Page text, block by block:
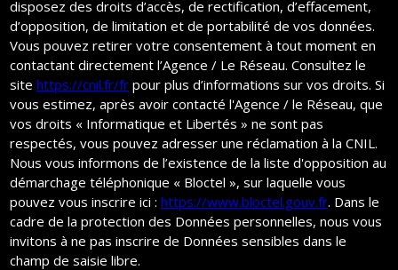
disposez des droits d’accès, de rectification, d’effacement,
d’opposition, de limitation et de portabilité de vos données.
Vous pouvez retirer votre consentement à tout moment en
contactant directement l’Agence / Le Réseau. Consultez le
site https://cnil.fr/fr pour plus d’informations sur vos droits. Si
vous estimez, après avoir contacté l'Agence / le Réseau, que
vos droits « Informatique et Libertés » ne sont pas
respectés, vous pouvez adresser une réclamation à la CNIL.
Nous vous informons de l’existence de la liste d'opposition au
démarchage téléphonique « Bloctel », sur laquelle vous
pouvez vous inscrire ici : https://www.bloctel.gouv.fr. Dans le
cadre de la protection des Données personnelles, nous vous
invitons à ne pas inscrire de Données sensibles dans le
champ de saisie libre.